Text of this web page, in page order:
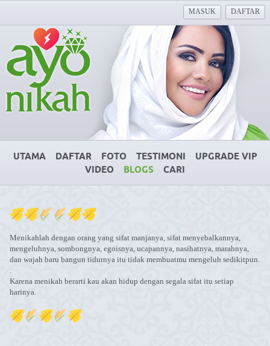
MASUK DAFTAR
UTAMA DAFTAR FOTO TESTIMONI
UPGRADE VIP
VIDEO
BLOGS CARI
Menikahlah dengan orang yang sifat manjanya, sifat menyebalkannya,
mengeluhnya, sombongnya, egoisnya, ucapannya, nasihatnya, marahnya,
dan wajah baru bangun tidurnya itu tidak membuatmu mengeluh sedikitpun.
.
Karena menikah berarti kau akan hidup dengan segala sifat itu setiap
harinya.